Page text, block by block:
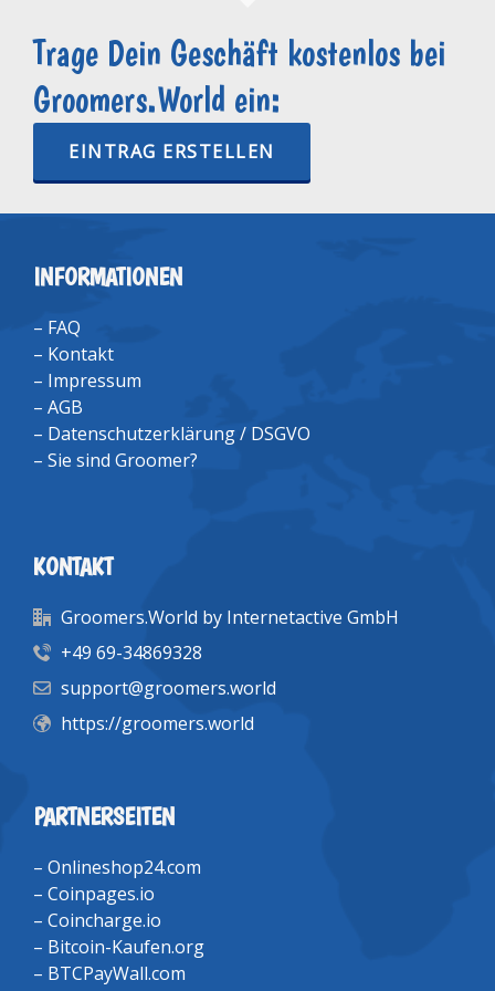
Trage Dein Geschäft kostenlos bei
Groomers.World ein:
EINTRAG ERSTELLEN
INFORMATIONEN
– FAQ
– Kontakt
– Impressum
– AGB
– Datenschutzerklärung / DSGVO
– Sie sind Groomer?
KONTAKT
Groomers.World by Internetactive GmbH
+49 69-34869328
support@groomers.world
https://groomers.world
PARTNERSEITEN
– Onlineshop24.com
– Coinpages.io
– Coincharge.io
– Bitcoin-Kaufen.org
– BTCPayWall.com